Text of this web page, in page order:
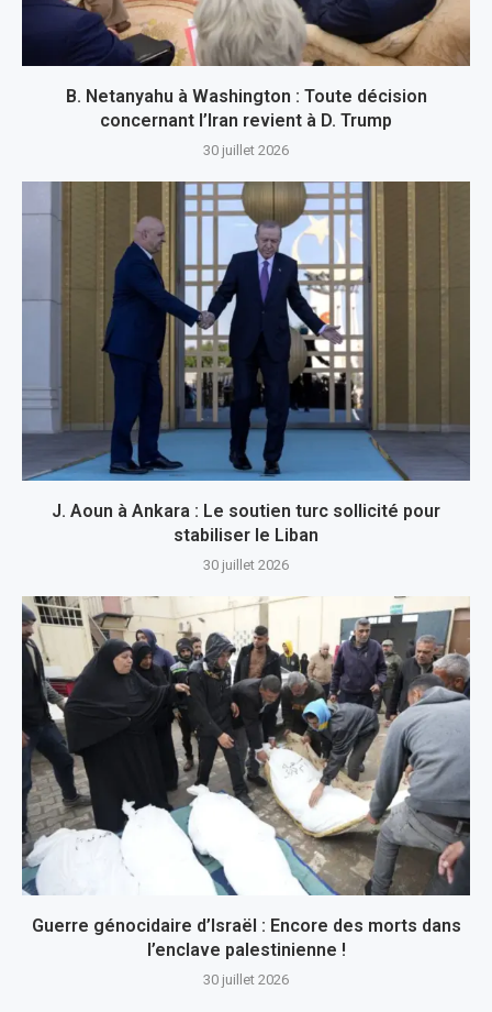
B. Netanyahu à Washington : Toute décision
concernant l’Iran revient à D. Trump
30 juillet 2026
J. Aoun à Ankara : Le soutien turc sollicité pour
stabiliser le Liban
30 juillet 2026
Guerre génocidaire d’Israël : Encore des morts dans
l’enclave palestinienne !
30 juillet 2026